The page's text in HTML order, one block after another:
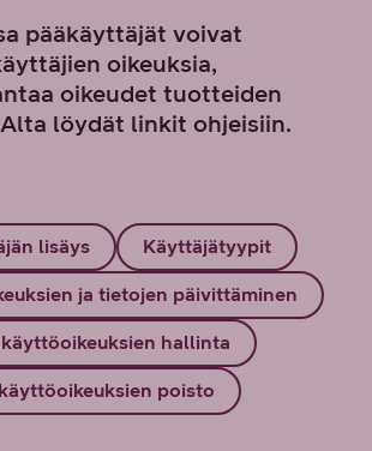
pääkäyttäjät voivat
oikeuksia,
oikeudet tuotteiden
löydät linkit ohjeisiin.
lisäys Käyttäjätyypit
ja tietojen päivittäminen
hallinta
poisto